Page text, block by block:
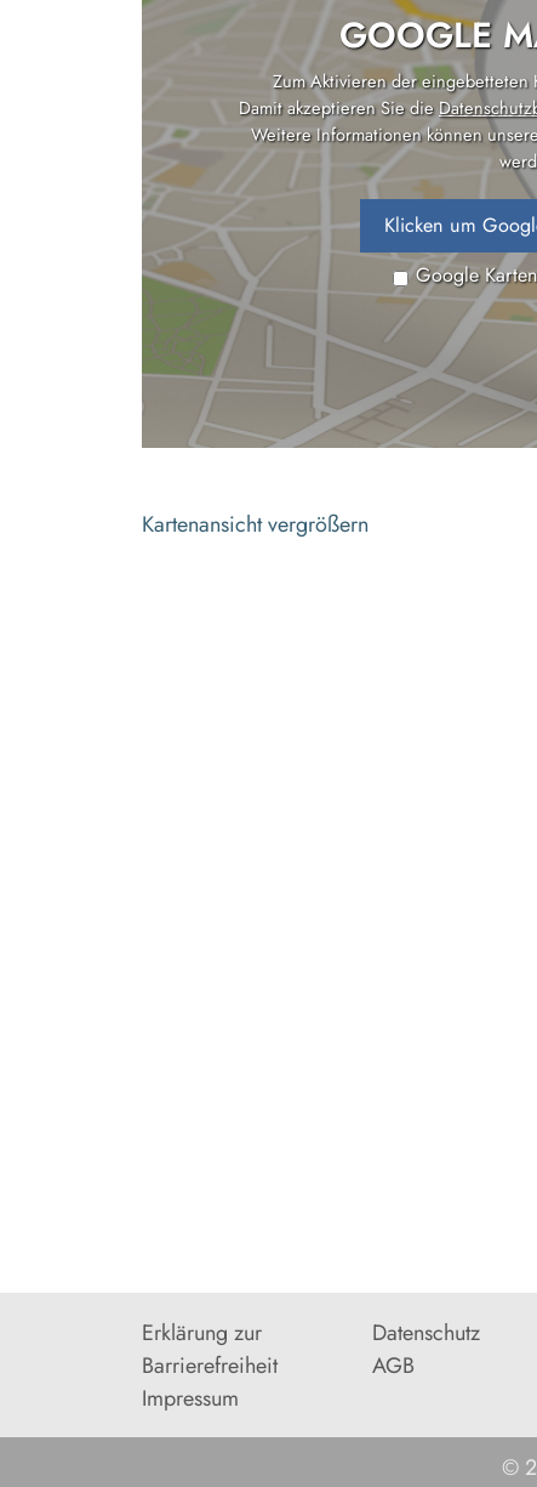
GOOGLE
Zum Aktivieren der eingebetteten
Damit akzeptieren Sie die
Weitere Informationen können
Klicken um
Google
Kartenansicht vergrößern
Erklärung zur
Barrierefreiheit
Impressum
Datenschutz
AGB
©